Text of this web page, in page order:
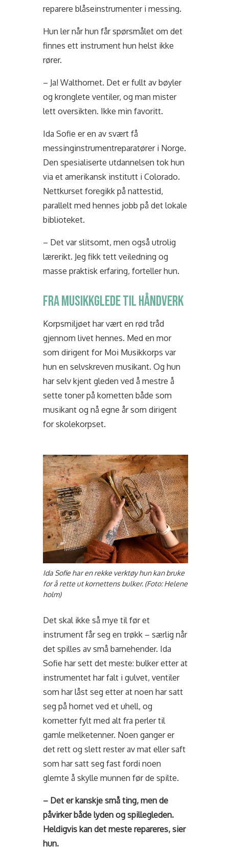
reparere blåseinstrumenter i messing.
Hun ler når hun får spørsmålet om det
finnes ett instrument hun helst ikke
rører.
– Ja! Walthornet. Det er fullt av bøyler
og kronglete ventiler, og man mister
lett oversikten. Ikke min favoritt.
Ida Sofie er en av svært få
messinginstrumentreparatører i Norge.
Den spesialiserte utdannelsen tok hun
via et amerikansk institutt i Colorado.
Nettkurset foregikk på nattestid,
parallelt med hennes jobb på det lokale
biblioteket.
– Det var slitsomt, men også utrolig
lærerikt. Jeg fikk tett veiledning og
masse praktisk erfaring, forteller hun.
FRA MUSIKKGLEDE TIL HÅNDVERK
Korpsmiljøet har vært en rød tråd
gjennom livet hennes. Med en mor
som dirigent for Moi Musikkorps var
hun en selvskreven musikant. Og hun
har selv kjent gleden ved å mestre å
sette toner på kornetten både som
musikant og nå egne år som dirigent
for skolekorpset.
Ida Sofie har en rekke verktøy hun kan bruke
for å rette ut kornettens bulker. (Foto: Helene
holm)
Det skal ikke så mye til før et
instrument får seg en trøkk – særlig når
det spilles av små barnehender. Ida
Sofie har sett det meste: bulker etter at
instrumentet har falt i gulvet, ventiler
som har låst seg etter at noen har satt
seg på hornet ved et uhell, og
kornetter fylt med alt fra perler til
gamle melketenner. Noen ganger er
det rett og slett rester av mat eller saft
som har satt seg fast fordi noen
glemte å skylle munnen før de spilte.
– Det er kanskje små ting, men de
påvirker både lyden og spillegleden.
Heldigvis kan det meste repareres, sier
hun.